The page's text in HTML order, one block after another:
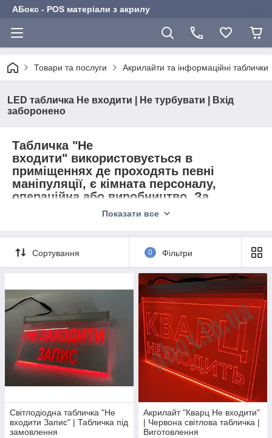
АБокс - POS матеріали з акрилу
Товари та послуги Акрилайти та інформаційні таблички
LED табличка Не входити | Не турбувати | Вхід
заборонено
Табличка "Не
входити" використовується в
приміщеннях де проходять певні
маніпуляції, є кімната персоналу,
операційна або виробництво. За
допомогою таблички ви можете
входу. Акрилайт підходить для
медпункту, лікарні, кабінету
флюрографії, маніпуляційної, складів,
виробничих приміщень і т.д.
LED-вивіска
споживає мало енергії.
Видима на відстані до 200м. У комплекті
йде блок живлення.
Показати все
Сортування 0 Фільтри
Світлодіодна табличка "Не
входити Запис" | Табличка під
замовлення
Акрилайт "Кварц Не входити"
| Червона світлова табличка |
Виготовлення